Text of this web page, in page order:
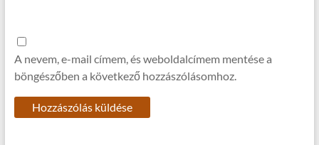
A nevem, e-mail címem, és weboldalcímem mentése a
böngészőben a következő hozzászólásomhoz.